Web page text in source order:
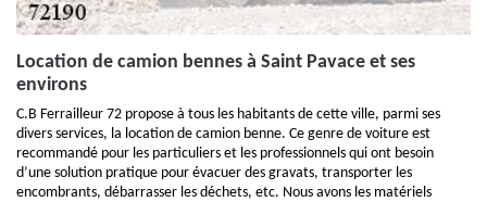
Location de camion bennes à Saint Pavace et ses
environs
C.B Ferrailleur 72 propose à tous les habitants de cette ville, parmi ses
divers services, la location de camion benne. Ce genre de voiture est
recommandé pour les particuliers et les professionnels qui ont besoin
d’une solution pratique pour évacuer des gravats, transporter les
encombrants, débarrasser les déchets, etc. Nous avons les matériels